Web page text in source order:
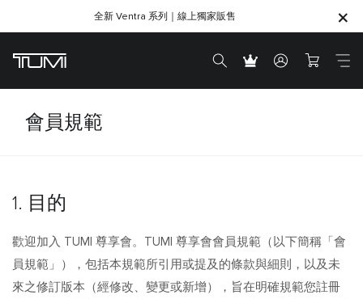
SHOP GIFTS
全新 Ventra 系列｜線上獨家販售
為你所愛的人，找到最合適的心意之選｜SHOP GIFTS
會員規範
1. 目的
歡迎加入 TUMI 尊享會。TUMI 尊享會會員規範（以下簡稱「會
員規範」），包括本規範所引用或提及的條款與細則，以及未
來之修訂版本（經修改、變更或新增），旨在明確規範您註冊